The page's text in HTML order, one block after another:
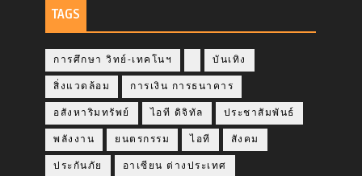
TAGS
การศึกษา วิทย์-เทคโนฯ บันเทิง
สิ่งแวดล้อม การเงิน การธนาคาร
อสังหาริมทรัพย์ ไอที ดิจิทัล ประชาสัมพันธ์
พลังงาน ยนตรกรรม ไอที สังคม
ประกันภัย อาเซียน ต่างประเทศ